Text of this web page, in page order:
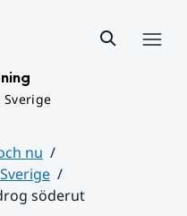
Sverige
nu
söderut